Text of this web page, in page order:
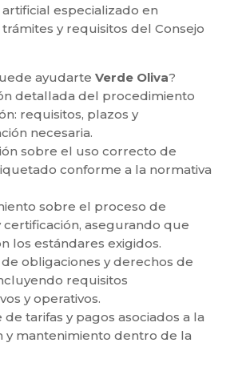
especializado en
trámites y requisitos del Consejo
ayudarte Verde Oliva?
detallada del procedimiento
requisitos, plazos y
necesaria.
sobre el uso correcto de
conforme a la normativa
sobre el proceso de
certificación, asegurando que
los estándares exigidos.
obligaciones y derechos de
requisitos
y operativos.
tarifas y pagos asociados a la
y mantenimiento dentro de la